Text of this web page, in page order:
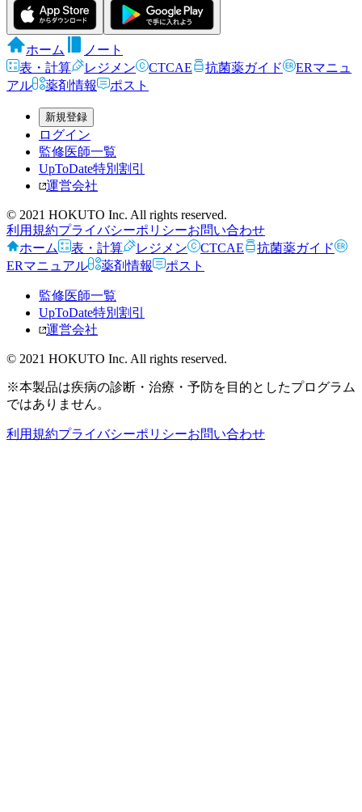
ホーム
ノート
表・計算
レジメン CTCAE 抗菌薬ガイド
ERマニュ
アル
薬剤情報 ポスト
新規登録
ログイン
監修医師一覧
UpToDate特別割引
運営会社
© 2021 HOKUTO Inc. All rights reserved.
利用規約プライバシーポリシーお問い合わせ
ホーム
表・計算 レジメン CTCAE
抗菌薬ガイド
ERマニュアル
薬剤情報 ポスト
監修医師一覧
UpToDate特別割引
運営会社
© 2021 HOKUTO Inc. All rights reserved.
※本製品は疾病の診断・治療・予防を目的としたプログラム
ではありません。
利用規約プライバシーポリシーお問い合わせ